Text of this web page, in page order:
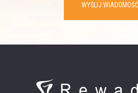
WYŚLIJ WIADOMOŚĆ